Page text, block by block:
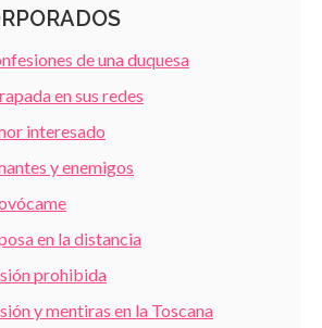
de una duquesa
en sus redes
interesado
y enemigos
en la distancia
prohibida
y mentiras en la Toscana